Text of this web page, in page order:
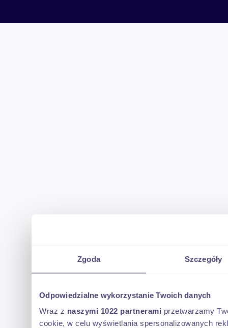
Zgoda Szczegóły
Odpowiedzialne wykorzystanie Twoich danych
Wraz z naszymi 1022 partnerami przetwarzamy
cookie, w celu wyświetlania spersonalizowanych